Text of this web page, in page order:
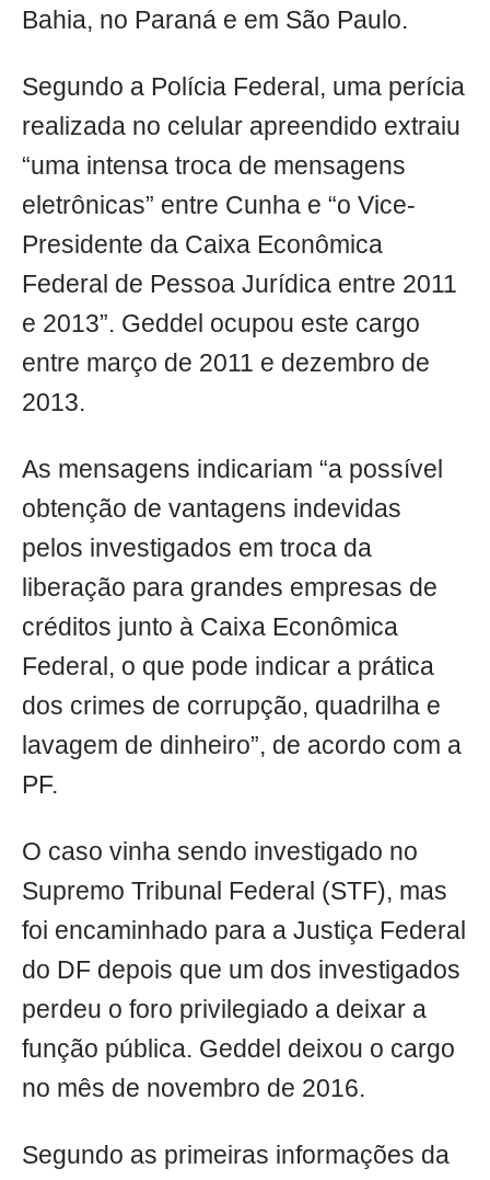
Bahia, no Paraná e em São Paulo.
Segundo a Polícia Federal, uma perícia
realizada no celular apreendido extraiu
“uma intensa troca de mensagens
eletrônicas” entre Cunha e “o Vice-
Presidente da Caixa Econômica
Federal de Pessoa Jurídica entre 2011
e 2013”. Geddel ocupou este cargo
entre março de 2011 e dezembro de
2013.
As mensagens indicariam “a possível
obtenção de vantagens indevidas
pelos investigados em troca da
liberação para grandes empresas de
créditos junto à Caixa Econômica
Federal, o que pode indicar a prática
dos crimes de corrupção, quadrilha e
lavagem de dinheiro”, de acordo com a
PF.
O caso vinha sendo investigado no
Supremo Tribunal Federal (STF), mas
foi encaminhado para a Justiça Federal
do DF depois que um dos investigados
perdeu o foro privilegiado a deixar a
função pública. Geddel deixou o cargo
no mês de novembro de 2016.
Segundo as primeiras informações da